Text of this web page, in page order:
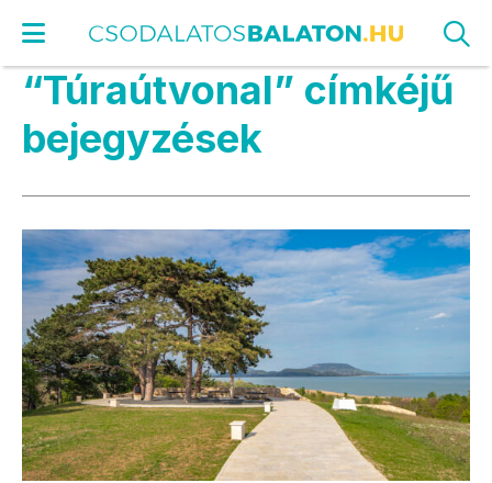
“Túraútvonal” címkéjű
bejegyzések